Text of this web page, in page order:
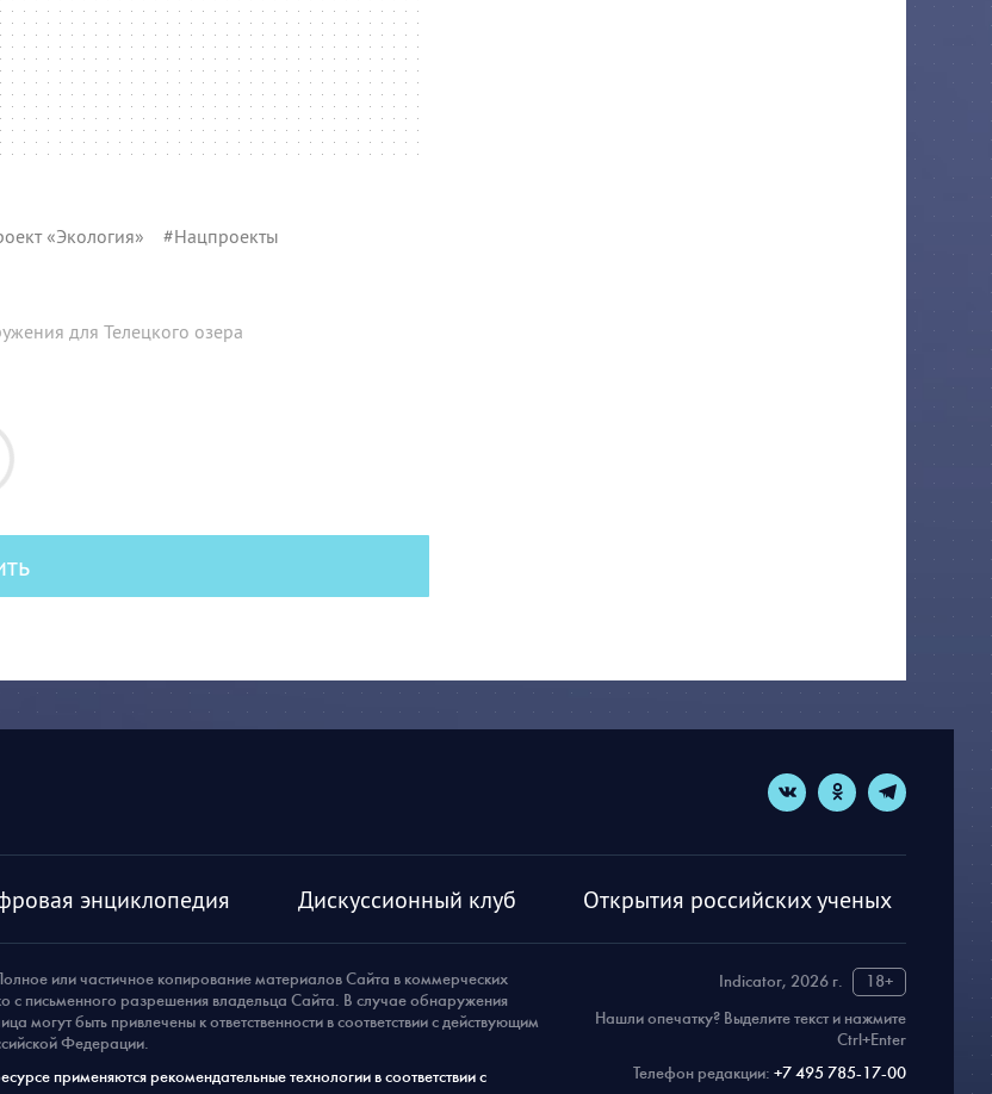
«Экология» #Нацпроекты
для Телецкого озера
энциклопедия Дискуссионный клуб Открытия российских ученых
Indicator, 2026 г.
18+
Нашли опечатку? Выделите текст и нажмите
Ctrl+Enter
Телефон редакции: +7 495 785-17-00
или частичное копирование материалов Сайта в коммерческих
с письменного разрешения владельца Сайта. В случае обнаружения
могут быть привлечены к ответственности в соответствии с действующим
Федерации.
применяются рекомендательные технологии в соответствии с